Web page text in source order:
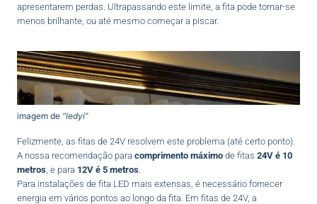
apresentarem perdas. Ultrapassando este limite, a fita pode tornar-se
menos brilhante, ou até mesmo começar a piscar.
imagem de “ledyi”
Felizmente, as fitas de 24V resolvem este problema (até certo ponto).
A nossa recomendação para comprimento máximo de fitas 24V é 10
metros , e para 12V é 5 metros
Para instalações de fita LED mais extensas, é necessário fornecer
energia em vários pontos ao longo da fita. Em fitas de 24V, a